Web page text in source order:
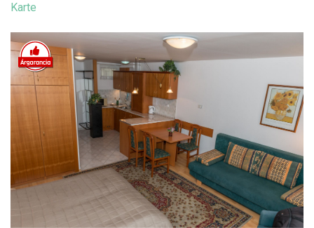
Karte